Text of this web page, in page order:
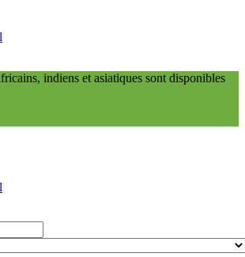
indiens et asiatiques sont disponibles